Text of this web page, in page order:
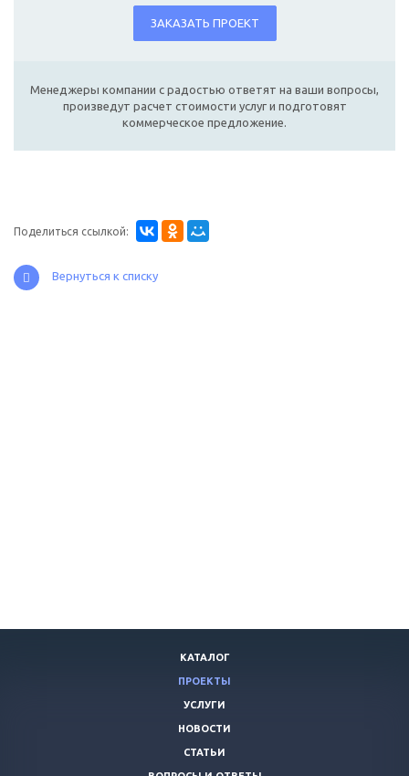
ЗАКАЗАТЬ ПРОЕКТ
Менеджеры компании с радостью ответят на ваши вопросы,
произведут расчет стоимости услуг и подготовят
коммерческое предложение.
Поделиться ссылкой:
Вернуться к списку
КАТАЛОГ
ПРОЕКТЫ
УСЛУГИ
НОВОСТИ
СТАТЬИ